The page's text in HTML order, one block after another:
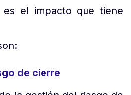
es el impacto que tiene
de cierre